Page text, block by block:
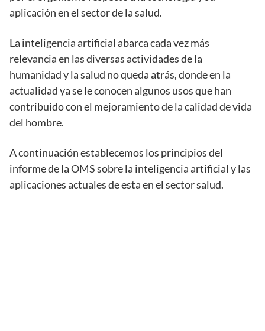
aplicación en el sector de la salud.
La inteligencia artificial abarca cada vez más
relevancia en las diversas actividades de la
humanidad y la salud no queda atrás, donde en la
actualidad ya se le conocen algunos usos que han
contribuido con el mejoramiento de la calidad de vida
del hombre.
A continuación establecemos los principios del
informe de la OMS sobre la inteligencia artificial y las
aplicaciones actuales de esta en el sector salud.